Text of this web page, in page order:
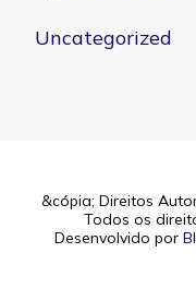
Uncategorized
&cópia; Direitos
Todos os
Desenvolvido por